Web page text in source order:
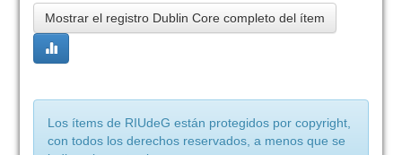
Mostrar el registro Dublin Core completo del ítem
Los ítems de RIUdeG están protegidos por copyright,
con todos los derechos reservados, a menos que se